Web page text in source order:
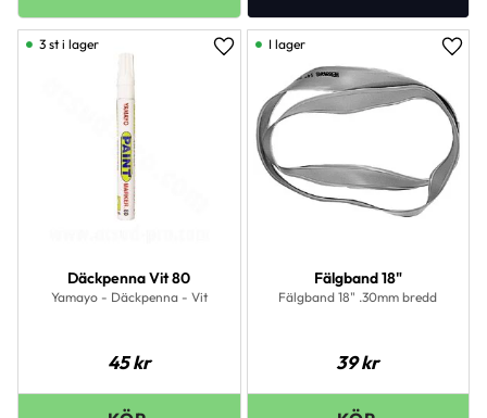
Däckpenna Vit 80
Yamayo - Däckpenna - Vit
45kr
Lägg till i favoriter
3 st i lager
Fälgband 18"
Fälgband 18" .30mm bredd
39kr
I lager